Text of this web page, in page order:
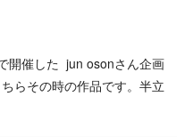
開催した jun osonさん企画
らその時の作品です。半立